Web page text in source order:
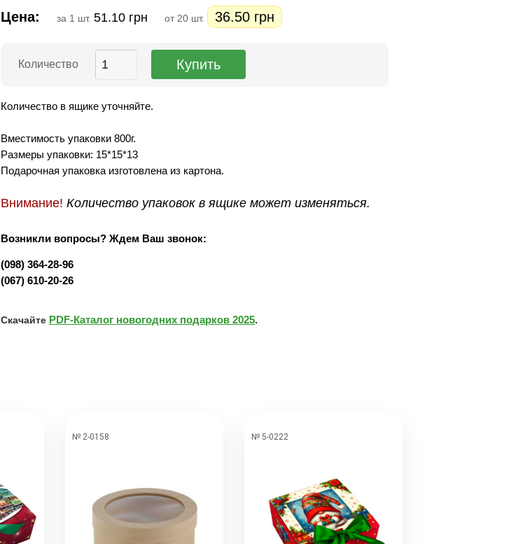
Цена: за 1 шт. 51.10 грн от 20 шт. 36.50 грн
Количество
Количество в ящике уточняйте.
Вместимость упаковки 800г.
Размеры упаковки: 15*15*13
Подарочная упаковка изготовлена из картона.
Внимание! Количество упаковок в ящике может изменяться.
Возникли вопросы? Ждем Ваш звонок:
(098) 364-28-96
(067) 610-20-26
Скачайте PDF-Каталог новогодних подарков 2025.
№ 2-0158 № 5-0222